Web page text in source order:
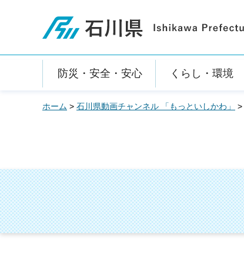
石川県
防災・安全・安心 くらし・環境
ホーム > 石川県動画チャンネル 「もっといしかわ」 >